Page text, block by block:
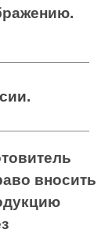
.
вносить